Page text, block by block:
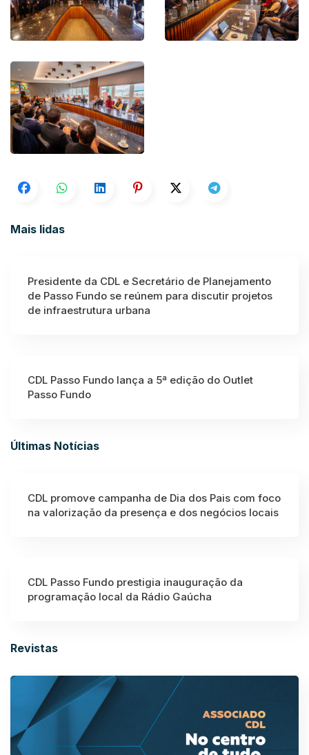
Mais lidas
Presidente da CDL e Secretário de Planejamento
de Passo Fundo se reúnem para discutir projetos
de infraestrutura urbana
CDL Passo Fundo lança a 5ª edição do Outlet
Passo Fundo
Últimas Notícias
CDL promove campanha de Dia dos Pais com foco
na valorização da presença e dos negócios locais
CDL Passo Fundo prestigia inauguração da
programação local da Rádio Gaúcha
Revistas